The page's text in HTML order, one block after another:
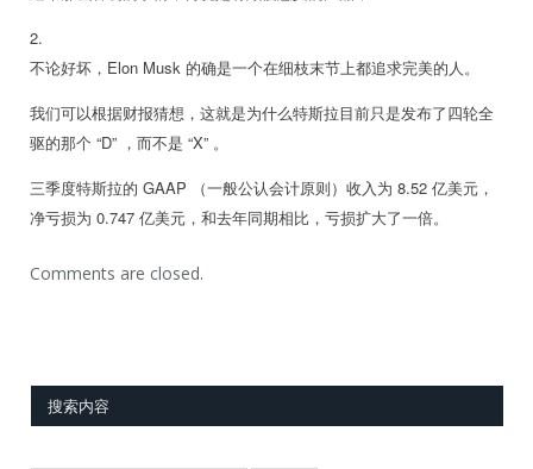
2.
不论好坏，Elon Musk 的确是一个在细枝末节上都追求完美的人。
我们可以根据财报猜想，这就是为什么特斯拉目前只是发布了四轮全
驱的那个 “D” ，而不是 “X” 。
三季度特斯拉的 GAAP （一般公认会计原则）收入为 8.52 亿美元，
净亏损为 0.747 亿美元，和去年同期相比，亏损扩大了一倍。
Comments are closed.
搜索内容